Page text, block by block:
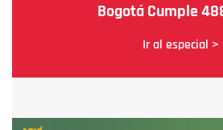
Bogotá Cumple
Ir al especial >